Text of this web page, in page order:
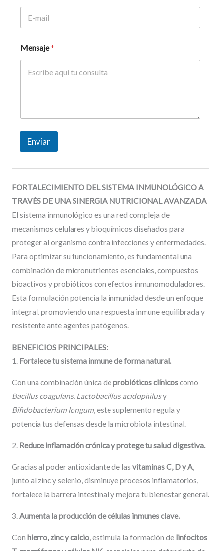
Mensaje*
Enviar
FORTALECIMIENTO DELSISTEMA INMUNOLÓGICOA
TRAVÉS DE UNASINERGIA NUTRICIONALAVANZADA
El sistema inmunológico es una red compleja de
mecanismos celulares y bioquímicos diseñados para
proteger al organismo contra infecciones y enfermedades.
Para optimizar su funcionamiento, es fundamental una
combinación de micronutrientes esenciales, compuestos
bioactivos y probióticos con efectos inmunomoduladores.
Esta formulación potencia la inmunidad desde un enfoque
integral, promoviendo una respuesta inmune equilibrada y
resistente ante agentes patógenos.
BENEFICIOS PRINCIPALES:
1. Fortalece tu sistema inmune de forma natural.
Con una combinación única deprobióticos clínicoscomo
Bacillus coagulans, Lactobacillus acidophilusy
Bifidobacterium longum, este suplemento regula y
potencia tus defensas desde la microbiota intestinal.
2. Reduce inflamación crónica y protege tu salud digestiva.
Gracias al poder antioxidante de las vitaminas C, D y A,
junto al zinc y selenio, disminuye procesos inflamatorios,
fortalece la barrera intestinal y mejora tu bienestar general.
3.Aumenta la producción de células inmunes clave.
Con hierro, zinc y calcio, estimula la formación de linfocitos